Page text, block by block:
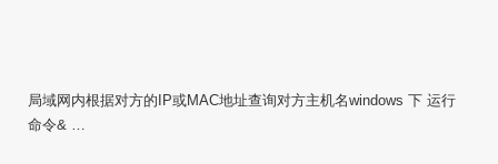
局域网内根据对方的IP或MAC地址查询对方主机名windows 下 运行
命令& …